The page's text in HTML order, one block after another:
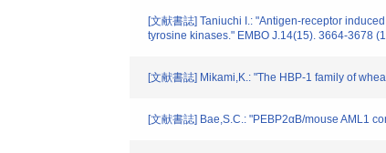
[文献書誌] Taniuchi I.: "Antigen-receptor
tyrosine kinases." EMBO J.14(15). 3664-3678
[文献書誌] Mikami,K.: "The HBP-1 family of
[文献書誌] Bae,S.C.: "PEBP2αB/mouse AML1